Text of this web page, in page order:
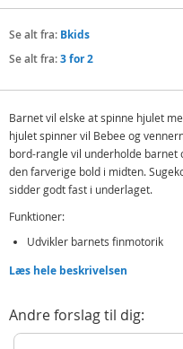
Se alt fra: Bkids
Se alt fra:3 for 2
Barnet vil elske at spinne hjulet
hjulet spinner vil Bebee og
bord-rangle vil underholde barnet
den farverige bold i midten.
sidder godt fast i underlaget.
Funktioner:
Udvikler barnets finmotorik
Sugekoppen holder legetøjet
1 Bkids Bebees spinnende
Læs hele beskrivelsen
Andre forslag til dig: